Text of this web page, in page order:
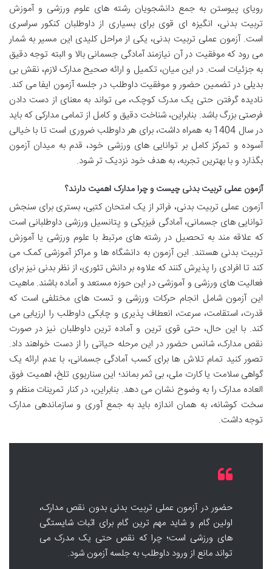
رویای پیوستن به جمع دانشجویان رشته های علوم ورزشی و آموزش
تربیت بدنی، انگیزه ای قوی برای بسیاری از داوطلبان کنکور سراسری
است. آزمون عملی تربیت بدنی، یکی از مراحل کلیدی این مسیر به شمار
می رود که موفقیت در آن نیازمند آمادگی جسمانی بالا و البته توجه دقیق
به جزئیات است. در این میان، تکمیل و ارائه صحیح مدارک لازم، نقش بی
بدیلی در تضمین حضور و موفقیت داوطلب در جلسه آزمون ایفا می کند.
نادیده گرفتن حتی یک مدرک کوچک، می تواند به معنای از دست دادن
فرصتی بزرگ باشد. بنابراین، شناخت دقیق و کامل از تمامی مدارکی که باید
در سال 1404 به همراه داشت، برای هر داوطلب ضروری است تا با خیالی
آسوده و تمرکز کامل بر توانایی های ورزشی خود، قدم به میدان آزمون
بگذارد و با بهترین تجربه، به هدف خود نزدیک تر شود.
آزمون عملی تربیت بدنی چیست و چرا مدارک اهمیت دارند؟
آزمون عملی تربیت بدنی، فراتر از یک امتحان کتبی، بستری برای سنجش
توانایی های جسمانی، آمادگی فیزیکی و پتانسیل ورزشی داوطلبانی است
که علاقه مند به تحصیل در رشته های مرتبط با علوم ورزشی یا آموزش
تربیت بدنی هستند. این آزمون به دانشگاه ها و مراکز آموزشی کمک می
کند تا افرادی را پذیرش کنند که علاوه بر دانش تئوری، از نظر بدنی نیز برای
فعالیت های ورزشی و آموزشی در این حوزه مستعد و آماده باشند. ماهیت
این آزمون شامل انجام حرکات ورزشی و تست های مختلفی است که
قدرت، استقامت، سرعت، انعطاف پذیری و چابکی داوطلب را ارزیابی می
کند. با این حال، حتی قوی ترین و آماده ترین داوطلبان نیز در صورت
نقص مدارک، شانس حضور در این مرحله حیاتی را از دست خواهند داد.
تصور کنید تمام تلاش ها برای کسب آمادگی جسمانی، با عدم ارائه یک
گواهی سلامت یا کارت ملی، بی ثمر بماند؛ این سناریوی تلخ، اهمیت فوق
العاده مدارک را به وضوح نشان می دهد. بنابراین، در کنار تمرینات منظم و
سخت کوشانه، به همان اندازه باید به جمع آوری و سازماندهی مدارک
توجه داشت.
حضور در آزمون عملی تربیت بدنی بدون نقص مدارک،
اولین گام و شاید مهم ترین گام برای اثبات شایستگی
های ورزشی است؛ چرا که نقص حتی یک مدرک می
تواند مانع از ورود داوطلب به جلسه آزمون شود.